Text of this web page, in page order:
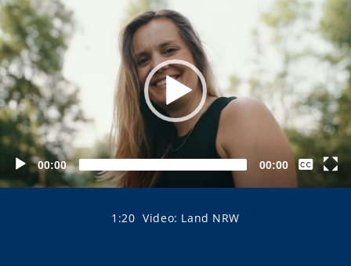
00:00 00:00Keine
1:20 Video: Land NRW